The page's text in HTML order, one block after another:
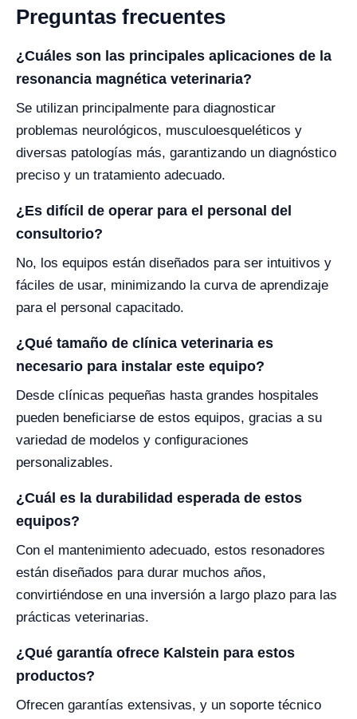
Preguntas frecuentes
¿Cuáles son las principales aplicaciones de la
resonancia magnética veterinaria?
Se utilizan principalmente para diagnosticar
problemas neurológicos, musculoesqueléticos y
diversas patologías más, garantizando un diagnóstico
preciso y un tratamiento adecuado.
¿Es difícil de operar para el personal del
consultorio?
No, los equipos están diseñados para ser intuitivos y
fáciles de usar, minimizando la curva de aprendizaje
para el personal capacitado.
¿Qué tamaño de clínica veterinaria es
necesario para instalar este equipo?
Desde clínicas pequeñas hasta grandes hospitales
pueden beneficiarse de estos equipos, gracias a su
variedad de modelos y configuraciones
personalizables.
¿Cuál es la durabilidad esperada de estos
equipos?
Con el mantenimiento adecuado, estos resonadores
están diseñados para durar muchos años,
convirtiéndose en una inversión a largo plazo para las
prácticas veterinarias.
¿Qué garantía ofrece Kalstein para estos
productos?
Ofrecen garantías extensivas, y un soporte técnico